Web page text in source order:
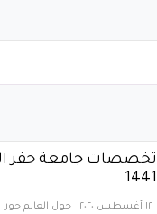
تخصصات جامعة حفر
1441
١٢ أغسطس ٢٠٢٠ حول العالم حور